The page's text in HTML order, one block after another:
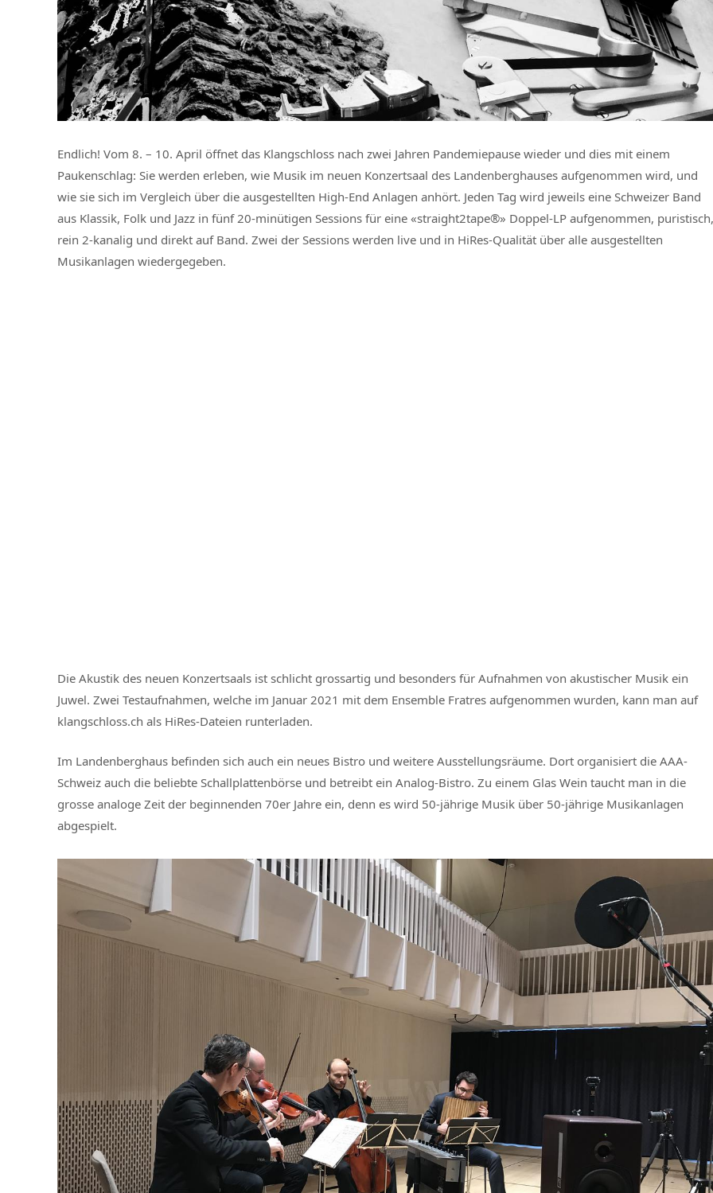
Endlich! Vom 8. – 10. April öffnet das Klangschloss nach zwei Jahren Pandemiepause wieder und dies mit einem
Paukenschlag: Sie werden erleben, wie Musik im neuen Konzertsaal des Landenberghauses aufgenommen wird, und
wie sie sich im Vergleich über die ausgestellten High-End Anlagen anhört. Jeden Tag wird jeweils eine Schweizer Band
aus Klassik, Folk und Jazz in fünf 20-minütigen Sessions für eine «straight2tape®» Doppel-LP aufgenommen, puristisch,
rein 2-kanalig und direkt auf Band. Zwei der Sessions werden live und in HiRes-Qualität über alle ausgestellten
Musikanlagen wiedergegeben.
Die Akustik des neuen Konzertsaals ist schlicht grossartig und besonders für Aufnahmen von akustischer Musik ein
Juwel. Zwei Testaufnahmen, welche im Januar 2021 mit dem Ensemble Fratres aufgenommen wurden, kann man auf
klangschloss.ch als HiRes-Dateien runterladen.
Im Landenberghaus befinden sich auch ein neues Bistro und weitere Ausstellungsräume. Dort organisiert die AAA-
Schweiz auch die beliebte Schallplattenbörse und betreibt ein Analog-Bistro. Zu einem Glas Wein taucht man in die
grosse analoge Zeit der beginnenden 70er Jahre ein, denn es wird 50-jährige Musik über 50-jährige Musikanlagen
abgespielt.